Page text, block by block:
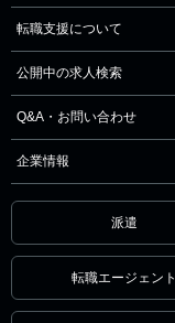
転職支援について
公開中の求人検索
Q&A・お問い合わせ
企業情報
派遣
転職エージェント